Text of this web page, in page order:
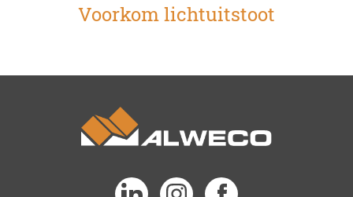
Voorkom lichtuitstoot